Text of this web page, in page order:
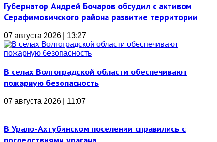
Губернатор Андрей Бочаров обсудил с активом
Серафимовичского района развитие территории
07 августа 2026 | 13:27
В селах Волгоградской области обеспечивают
пожарную безопасность
07 августа 2026 | 11:07
В Урало-Ахтубинском поселении справились с